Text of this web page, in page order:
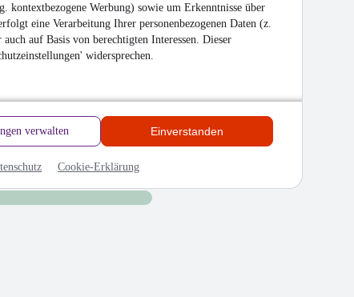
kontextbezogene Werbung) sowie um Erkenntnisse über
eine Verarbeitung Ihrer personenbezogenen Daten (z.
auf Basis von berechtigten Interessen. Dieser
widersprechen.
verwalten Einverstanden
Cookie-Erklärung